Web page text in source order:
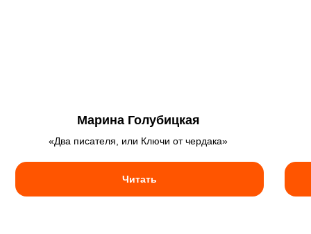
Марина Голубицкая
«Два писателя, или Ключи от чердака»
Читать